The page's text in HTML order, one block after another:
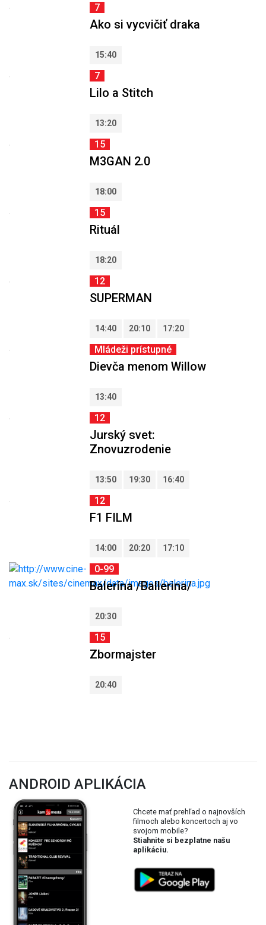
7
Ako si vycvičiť draka
15:40
7
Lilo a Stitch
13:20
15
M3GAN 2.0
18:00
15
Rituál
18:20
12
SUPERMAN
14:40 20:10 17:20
Mládeži prístupné
Dievča menom Willow
13:40
12
Jurský svet:
Znovuzrodenie
13:50 19:30 16:40
12
F1 FILM
14:00 20:20 17:10
0-99
Balerína /Ballerina/
20:30
15
Zbormajster
20:40
ANDROID APLIKÁCIA
Chcete mať prehľad o najnovších
filmoch alebo koncertoch aj vo
svojom mobile?
Stiahnite si bezplatne našu
aplikáciu.